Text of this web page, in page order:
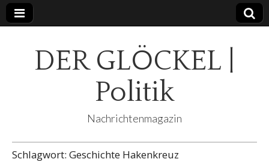
DER GLÖCKEL |
Politik
Nachrichtenmagazin
Schlagwort: Geschichte Hakenkreuz